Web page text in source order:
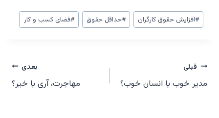
برچسب‌های
نوشته:
#افزایش حقوق کارگران #حداقل حقوق #فضای کسب و کار
راهبری
نوشته‌ها
قبلی
مدیر خوب یا انسان خوب؟
بعدی
مهاجرت، آری یا خیر؟